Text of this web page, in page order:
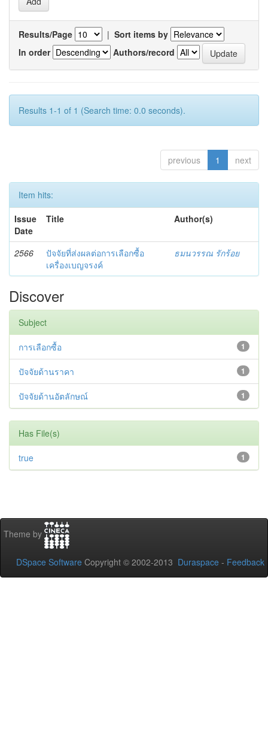
Results/Page | Sort items by
In order
Authors/record
Results 1-1 of 1 (Search time: 0.0 seconds).
previous 1 next
Item hits:
Issue
Date
Title Author(s)
2566
ปัจจัยที่ส่งผลต่อการเลือกซื้อ
เครื่องเบญจรงค์
ธมนวรรณ รักร้อย
Discover
Subject
1
การเลือกซื้อ
1
ปัจจัยด้านราคา
1
ปัจจัยด้านอัตลักษณ์
Has File(s)
1
true
Theme by
DSpace Software Copyright © 2002-2013 Duraspace - Feedback